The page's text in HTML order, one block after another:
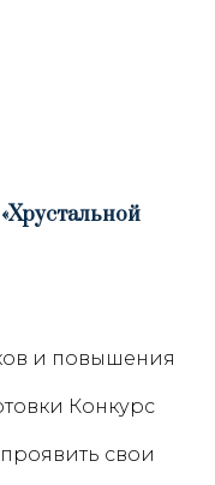
и повышения
Конкурс
свои